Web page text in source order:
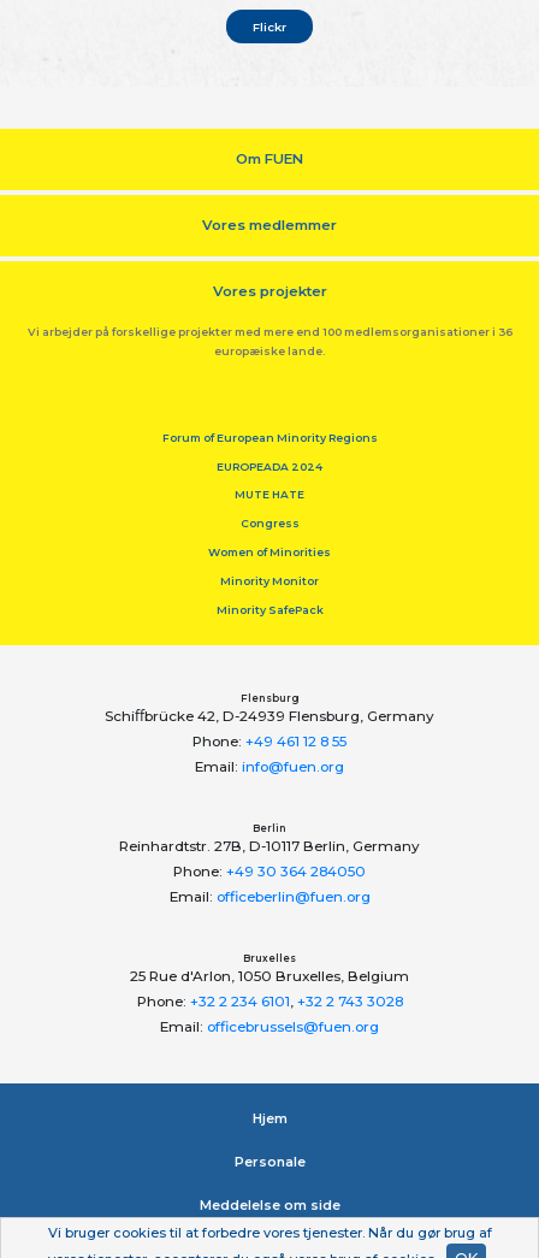
Flickr
Om FUEN
Vores medlemmer
Vores projekter
Vi arbejder på forskellige projekter med mere end 100 medlemsorganisationer i 36
europæiske lande.
Forum of European Minority Regions
EUROPEADA 2024
MUTE HATE
Congress
Women of Minorities
Minority Monitor
Minority SafePack
Flensburg
Schiﬀbrücke 42, D-24939 Flensburg, Germany
Phone: +49 461 12 8 55
Email: info@fuen.org
Berlin
Reinhardtstr. 27B, D-10117 Berlin, Germany
Phone: +49 30 364 284050
Email: officeberlin@fuen.org
Bruxelles
25 Rue d'Arlon, 1050 Bruxelles, Belgium
Phone: +32 2 234 6101 +32 2 743 3028
Email: officebrussels@fuen.org
Hjem
Personale
Meddelelse om side
Vi bruger cookies til at forbedre vores tjenester. Når du gør brug af